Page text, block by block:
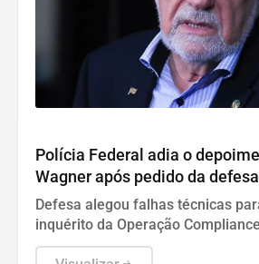
Polícia Federal adia o
Wagner após pedido da defesa
Defesa alegou falhas técnicas
inquérito da Operação
investiga ligações com o Banco